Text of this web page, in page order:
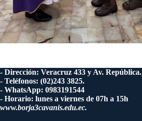
- Dirección: Veracruz 433 y Av. República.
- Teléfonos: (02)243 3825.
- WhatsApp: 0983191544
- Horario: lunes a viernes de 07h a 15h
www.borja3cavanis.edu.ec.